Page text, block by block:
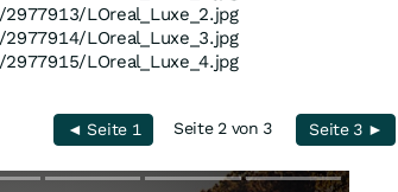
LOreal_Luxe_2.jpg
LOreal_Luxe_3.jpg
LOreal_Luxe_4.jpg
◄ Seite 1 Seite 2 von 3 Seite 3 ►